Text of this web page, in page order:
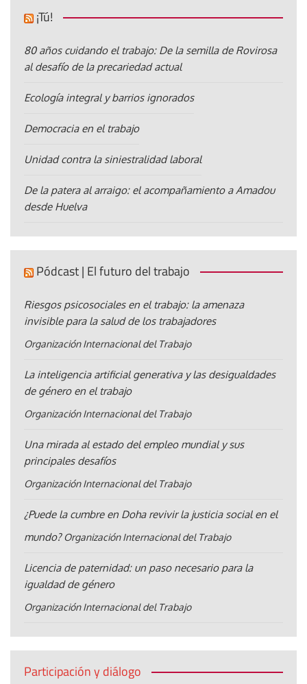
¡Tú!
80 años cuidando el trabajo: De la semilla de Rovirosa
al desafío de la precariedad actual
Ecología integral y barrios ignorados
Democracia en el trabajo
Unidad contra la siniestralidad laboral
De la patera al arraigo: el acompañamiento a Amadou
desde Huelva
Pódcast | El futuro del trabajo
Riesgos psicosociales en el trabajo: la amenaza
invisible para la salud de los trabajadores
Organización Internacional del Trabajo
La inteligencia artificial generativa y las desigualdades
de género en el trabajo
Organización Internacional del Trabajo
Una mirada al estado del empleo mundial y sus
principales desafíos
Organización Internacional del Trabajo
¿Puede la cumbre en Doha revivir la justicia social en el
mundo? Organización Internacional del Trabajo
Licencia de paternidad: un paso necesario para la
igualdad de género
Organización Internacional del Trabajo
Participación y diálogo